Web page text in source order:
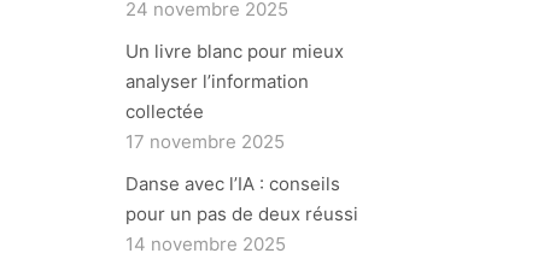
24 novembre 2025
Un livre blanc pour mieux
analyser l’information
collectée
17 novembre 2025
Danse avec l’IA : conseils
pour un pas de deux réussi
14 novembre 2025